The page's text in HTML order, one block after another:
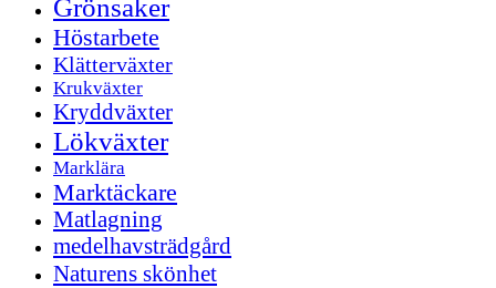
Grönsaker
Höstarbete
Klätterväxter
Krukväxter
Kryddväxter
Lökväxter
Marklära
Marktäckare
Matlagning
medelhavsträdgård
Naturens skönhet